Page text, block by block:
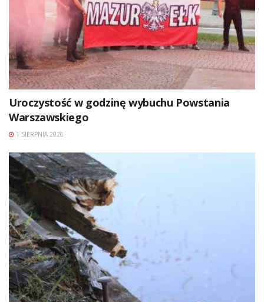
Uroczystość w godzinę wybuchu Powstania
Warszawskiego
1 SIERPNIA 2026